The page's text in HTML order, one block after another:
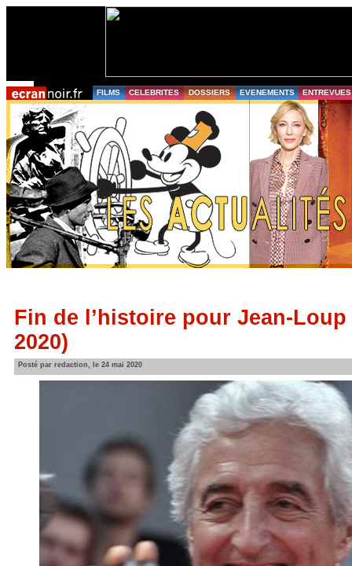
FILMS CELEBRITES DOSSIERS EVENEMENTS ENTREVUES
Fin de l’histoire pour Jean-Loup
2020)
Posté par redaction, le 24 mai 2020